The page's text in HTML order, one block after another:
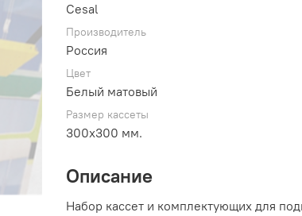
Cesal
Производитель
Россия
Цвет
Белый матовый
Размер кассеты
300х300 мм.
Описание
Набор кассет и комплектующих для